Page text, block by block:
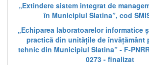
„Extindere sistem integrat de
în Municipiul Slatina”, cod
„Echiparea laboratoarelor informatice
practică din unitățile de învățământ
tehnic din Municipiul Slatina” - F-
0273 - finalizat